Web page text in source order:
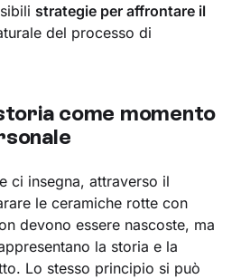
strategie per affrontare il
del processo di
come momento
ci insegna, attraverso il
le ceramiche rotte con
devono essere nascoste, ma
la storia e la
Lo stesso principio si può